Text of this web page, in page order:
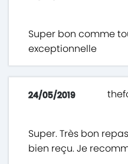
Super bon comme
exceptionnelle
24/05/2019
Super. Très bon
bien reçu. Je